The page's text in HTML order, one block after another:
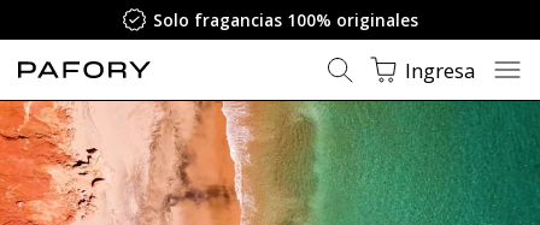
Solo fragancias 100% originales
Ingresa